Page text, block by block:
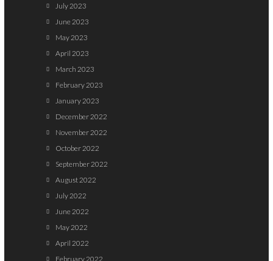
July 2023
June 2023
May 2023
April 2023
March 2023
February 2023
January 2023
December 2022
November 2022
October 2022
September 2022
August 2022
July 2022
June 2022
May 2022
April 2022
February 2022